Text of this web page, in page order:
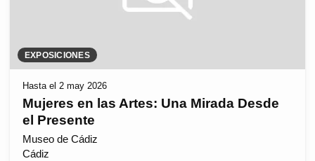
EXPOSICIONES
Hasta el 2 may 2026
Mujeres en las Artes: Una Mirada Desde
el Presente
Museo de Cádiz
Cádiz